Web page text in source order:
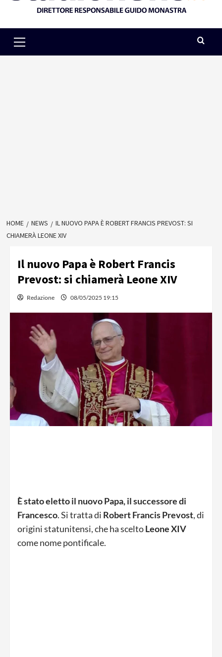
Menu
HOME NEWS
IL NUOVO PAPA È ROBERT FRANCIS PREVOST: SI
CHIAMERÀ LEONE XIV
Il nuovo Papa è Robert Francis
Prevost: si chiamerà Leone XIV
Redazione 08/05/2025 19:15
È stato eletto il nuovo Papa, il successore di
Francesco. Si tratta di Robert Francis Prevost, di
origini statunitensi, che ha sceltoLeone XIV
come nome pontificale.